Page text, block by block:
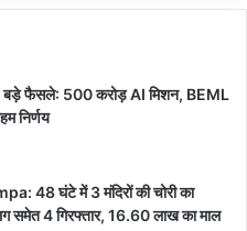
बड़े फैसले: 500 करोड़ AI मिशन, BEML
निर्णय
48 घंटे में 3 मंदिरों की चोरी का
समेत 4 गिरफ्तार, 16.60 लाख का माल